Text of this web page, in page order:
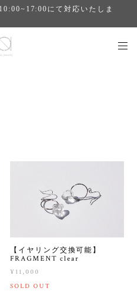
にて対応いたしま
【イヤリング交換可能】
FRAGMENT clear
¥11,000
SOLD OUT